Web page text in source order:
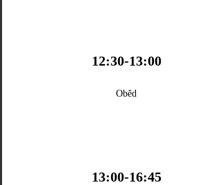
12:30-13:00
Oběd
13:00-16:45